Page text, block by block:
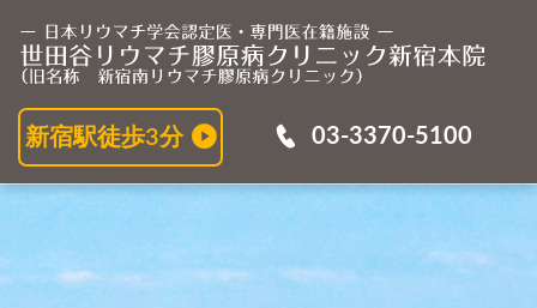
新宿駅徒歩3分 03-3370-5100